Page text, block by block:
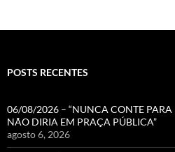
POSTS RECENTES
06/08/2026 – “NUNCA CONTE
NÃO DIRIA EM PRAÇA PÚBLICA”
agosto 6, 2026